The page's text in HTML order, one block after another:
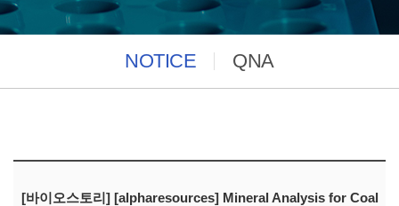
NOTICE QNA
[바이오스토리] [alpharesources] Mineral Analysis for Coal